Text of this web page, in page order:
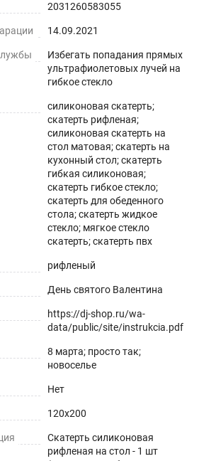
или канцелярским ножом
вида. Мягкое стекло
поверх белой или цветной
на кухне ,для защиты от
так как материал является
С помощью мягкого
будете видеть все свои
использовать его в
на своем рабочем, или
в офисе. Это не только
покрытие, но и защита
повреждений и пятен краски,
творчеством, могут
записи маркерами (не
на кухню имеет стопроцентную
, обладает высокой
от горячей
к жировым загрязнениям
использования более 5 лет),
2031260583055
14.09.2021
Избегать попадания прямых
ультрафиолетовых лучей на
гибкое стекло
силиконовая скатерть;
скатерть рифленая;
силиконовая скатерть на
стол матовая; скатерть на
кухонный стол; скатерть
гибкая силиконовая;
скатерть гибкое стекло;
скатерть для обеденного
стола; скатерть жидкое
стекло; мягкое стекло
скатерть; скатерть пвх
рифленый
День святого Валентина
https://dj-shop.ru/wa-
data/public/site/instrukcia.pdf
8 марта; просто так;
новоселье
Нет
120x200
Скатерть силиконовая
рифленая на стол - 1 шт